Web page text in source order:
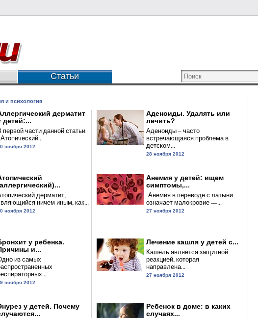
Статьи
и психология
дерматит
детей:...
первой части данной статьи
ноября 2012
дерматит,
ничем иным, как...
ноября 2012
у ребенка.
и...
из самых
ноября 2012
у детей. Почему
Аденоиды. Удалять или
лечить?
Аденоиды – часто
встречающаяся проблема в
детском...
28 ноября 2012
Анемия у детей: ищем
симптомы,...
Анемия в переводе с латыни
означает малокровие —...
27 ноября 2012
Лечение кашля у детей с...
Кашель является защитной
реакцией, которая
направлена...
27 ноября 2012
Ребенок в доме: в каких
случаях...